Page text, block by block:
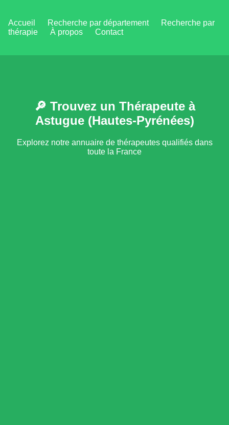
Accueil Recherche par département
Recherche par
thérapie
À propos Contact
🔎 Trouvez un Thérapeute à
Astugue (Hautes-Pyrénées)
Explorez notre annuaire de thérapeutes qualifiés dans
toute la France